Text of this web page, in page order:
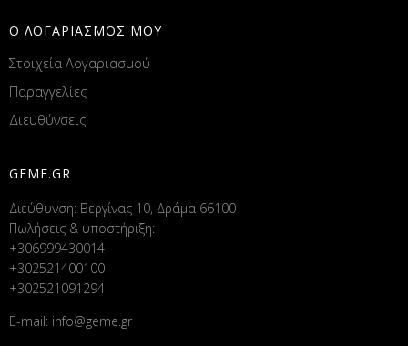
Ο ΛΟΓΑΡΙΑΣΜΟΣ ΜΟΥ
Στοιχεία Λογαριασμού
Παραγγελίες
Διευθύνσεις
GEME.GR
Διεύθυνση: Βεργίνας 10, Δράμα 66100
Πωλήσεις & υποστήριξη:
+306999430014
+302521400100
+302521091294
E-mail: info@geme.gr